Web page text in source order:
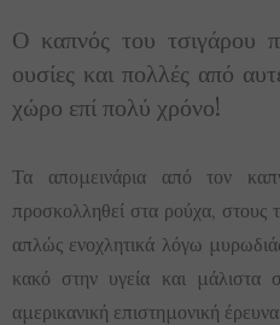
Ο καπνός του τσιγάρου
ουσίες και πολλές από
χώρο επί πολύ χρόνο!
Τα απομεινάρια από τον
προσκολληθεί στα ρούχα, στους
απλώς ενοχλητικά λόγω
κακό στην υγεία και
αμερικανική επιστημονική έρευνα.